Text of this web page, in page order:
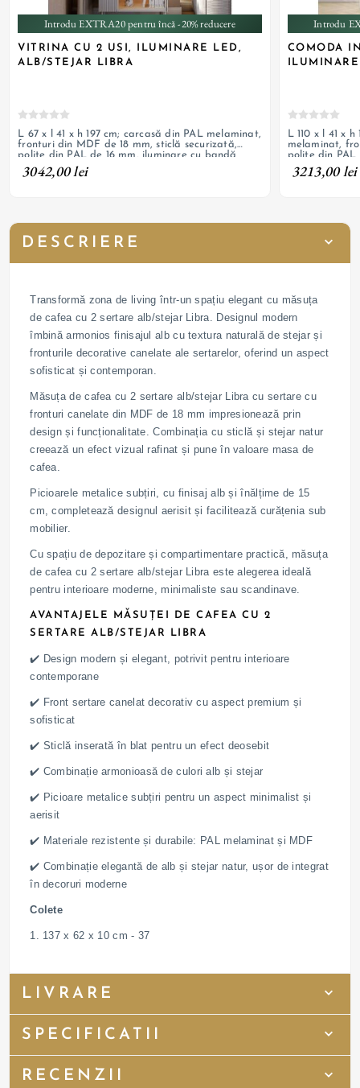
Introdu EXTRA20 pentru încă -20% reducere
VITRINA CU 2 USI, ILUMINARE LED,
ALB/STEJAR LIBRA
L 67 x l 41 x h 197 cm; carcasă din PAL melaminat,
fronturi din MDF de 18 mm, sticlă securizată,
polițe din PAL de 16 mm, iluminare cu bandă
LED, picioare din oțel vopsit alb
3042,00 lei
Introdu
COMODA
L 110 x l 41 x
melaminat,
polițe din PAL
LED,
3213,00 lei
DESCRIERE
Transformă zona de living într-un spațiu elegant cu măsuța
de cafea cu 2 sertare alb/stejar Libra. Designul modern
îmbină armonios finisajul alb cu textura naturală de stejar și
fronturile decorative canelate ale sertarelor, oferind un aspect
sofisticat și contemporan.
Măsuța de cafea cu 2 sertare alb/stejar Libra cu sertare cu
fronturi canelate din MDF de 18 mm impresionează prin
design și funcționalitate. Combinația cu sticlă și stejar natur
creează un efect vizual rafinat și pune în valoare masa de
cafea.
Picioarele metalice subțiri, cu finisaj alb și înălțime de 15
cm, completează designul aerisit și facilitează curățenia sub
mobilier.
Cu spațiu de depozitare și compartimentare practică, măsuța
de cafea cu 2 sertare alb/stejar Libra este alegerea ideală
pentru interioare moderne, minimaliste sau scandinave.
AVANTAJELE MĂSUȚEI DE CAFEA CU 2
SERTARE ALB/STEJAR LIBRA
✔️ Design modern și elegant, potrivit pentru interioare
contemporane
✔️ Front sertare canelat decorativ cu aspect premium și
sofisticat
✔️ Sticlă inserată în blat pentru un efect deosebit
✔️ Combinație armonioasă de culori alb și stejar
✔️ Picioare metalice subțiri pentru un aspect minimalist și
aerisit
✔️ Materiale rezistente și durabile: PAL melaminat și MDF
✔️ Combinație elegantă de alb și stejar natur, ușor de integrat
în decoruri moderne
Colete
1. 137 x 62 x 10 cm - 37
LIVRARE
SPECIFICATII
RECENZII